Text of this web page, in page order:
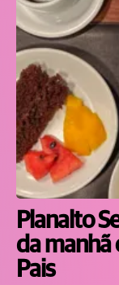
Planalto
da manhã
Pais